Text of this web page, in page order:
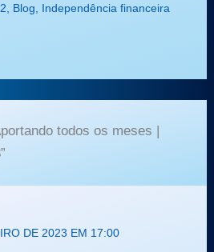
Blog
Independência financeira
todos os meses |
DE 2023 EM 17:00